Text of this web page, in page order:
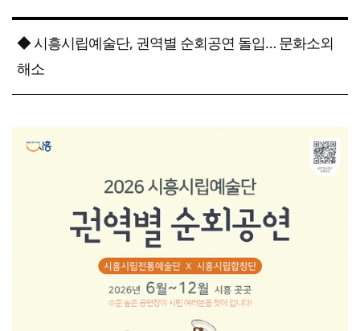
◆ 시흥시립예술단, 권역별 순회공연 돌입… 문화소외
해소